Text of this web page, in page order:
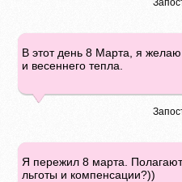
В этот день 8 Марта, я
и весеннего тепла.
Я пережил 8 марта.
льготы и компенсации?))